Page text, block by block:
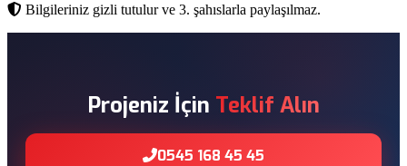
Bilgileriniz gizli tutulur ve 3. şahıslarla paylaşılmaz.
Projeniz İçin Teklif Alın
0545 168 45 45